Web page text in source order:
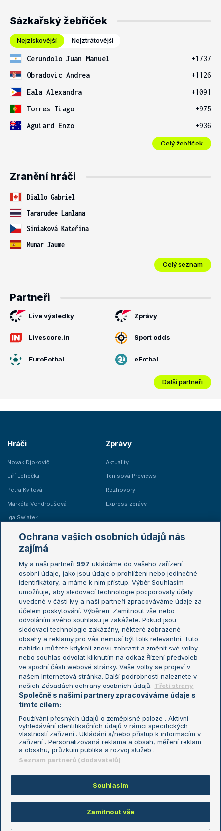
Sázkařský žebříček
Nejziskovější Nejztrátovější
Cerundolo Juan Manuel
+1737
Obradovic Andrea
+1126
Eala Alexandra
+1091
Torres Tiago
+975
Aguiard Enzo
+936
Celý žebříček
Zranění hráči
Diallo Gabriel
Tararudee Lanlana
Siniaková Kateřina
Munar Jaume
Celý seznam
Partneři
Live výsledky Zprávy
Livescore.in Sport odds
EuroFotbal eFotbal
Další partneři
Hráči
Novak Djokovič
Jiří Lehečka
Petra Kvitová
Markéta Vondroušová
Iga Swiatek
Zprávy
Aktuality
Tenisová Previews
Rozhovory
Express zprávy
Žebříčky
Žebříček ATP (muži)
Žebříček WTA (ženy)
Sázkařský žebříček
Australian Open
French Open
Wimbledon
US Open
Turnaj mistrů
Turnaj mistryň
Aktualní trendy
Fotbalové přestupy
Livesport Daily
LS Prague Open
Podmínky užití
Nastavení soukromí
GDPR a žurnalistika
Reklama
Kontakt
Informace o zpracování osobních
údajů
Copyright © 2008-2026 TenisPortal.cz. Využíváme zpravodajství ČTK.
Ochrana vašich osobních údajů nás
zajímá
My a naši partneři 997 ukládáme do vašeho zařízení
osobní údaje, jako jsou údaje o prohlížení nebo jedinečné
identifikátory, a máme k nim přístup. Výběr Souhlasím
umožňuje, aby sledovací technologie podporovaly účely
uvedené v části My a naši partneři zpracováváme údaje za
účelem poskytování. Výběrem Zamítnout vše nebo
odvoláním svého souhlasu je zakážete. Pokud jsou
sledovací technologie zakázány, některé zobrazené
obsahy a reklamy pro vás nemusí být tolik relevantní. Tuto
nabídku můžete kdykoli znovu zobrazit a změnit své volby
nebo souhlas odvolat kliknutím na odkaz Řízení předvoleb
ve spodní části webové stránky. Vaše volby se projeví v
našem Internetová stránka. Další podrobnosti naleznete v
našich Zásadách ochrany osobních údajů. Třetí strany
Společně s našimi partnery zpracováváme údaje s
tímto cílem:
Používání přesných údajů o zeměpisné poloze . Aktivní
vyhledávání identifikačních údajů v rámci specifických
vlastností zařízení . Ukládání a/nebo přístup k informacím v
zařízení . Personalizovaná reklama a obsah, měření reklam
a obsahu, průzkum publika a rozvoj služeb .
Seznam partnerů (dodavatelů)
Souhlasím
Zamítnout vše